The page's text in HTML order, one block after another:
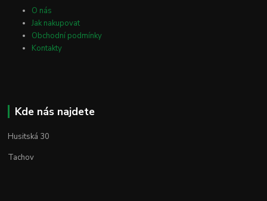
O nás
Jak nakupovat
Obchodní podmínky
Kontakty
Kde nás najdete
Husitská 30
Tachov